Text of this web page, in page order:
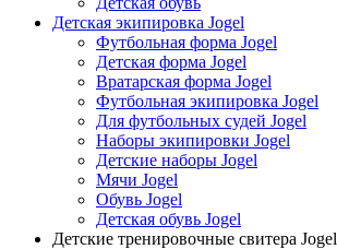
Детская экипировка Jogel
Футбольная форма Jogel
Детская форма Jogel
Вратарская форма Jogel
Футбольная экипировка Jogel
Для футбольных судей Jogel
Наборы экипировки Jogel
Детские наборы Jogel
Мячи Jogel
Обувь Jogel
Детская обувь Jogel
Детские тренировочные свитера Jogel